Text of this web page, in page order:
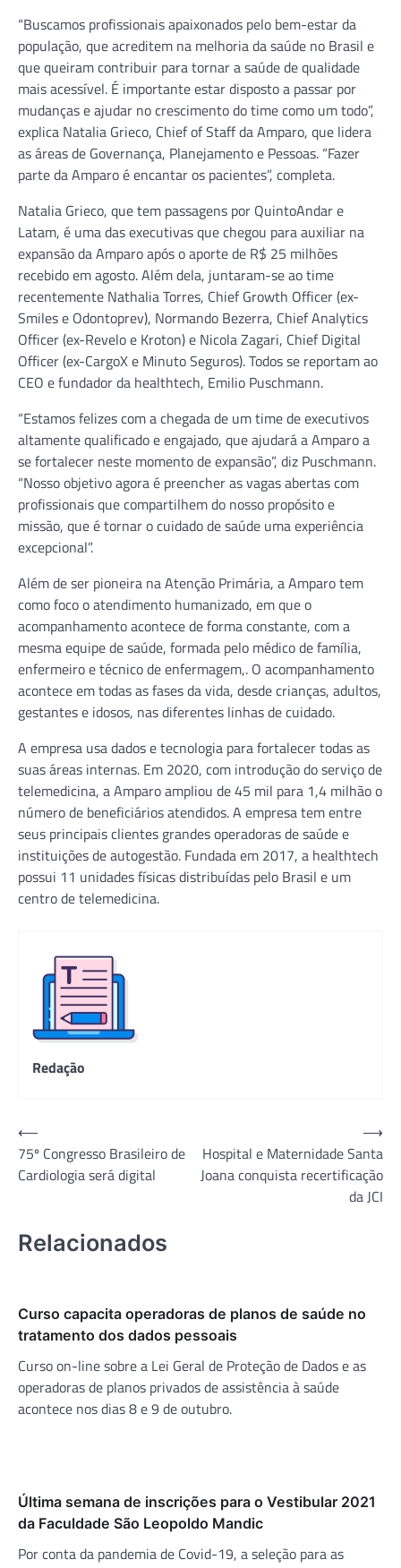
“Buscamos profissionais apaixonados pelo bem-estar da
população, que acreditem na melhoria da saúde no Brasil e
que queiram contribuir para tornar a saúde de qualidade
mais acessível. É importante estar disposto a passar por
mudanças e ajudar no crescimento do time como um todo”,
explica Natalia Grieco, Chief of Staff da Amparo, que lidera
as áreas de Governança, Planejamento e Pessoas. “Fazer
parte da Amparo é encantar os pacientes”, completa.
Natalia Grieco, que tem passagens por QuintoAndar e
Latam, é uma das executivas que chegou para auxiliar na
expansão da Amparo após o aporte de R$ 25 milhões
recebido em agosto. Além dela, juntaram-se ao time
recentemente Nathalia Torres, Chief Growth Officer (ex-
Smiles e Odontoprev), Normando Bezerra, Chief Analytics
Officer (ex-Revelo e Kroton) e Nicola Zagari, Chief Digital
Officer (ex-CargoX e Minuto Seguros). Todos se reportam ao
CEO e fundador da healthtech, Emilio Puschmann.
“Estamos felizes com a chegada de um time de executivos
altamente qualificado e engajado, que ajudará a Amparo a
se fortalecer neste momento de expansão”, diz Puschmann.
“Nosso objetivo agora é preencher as vagas abertas com
profissionais que compartilhem do nosso propósito e
missão, que é tornar o cuidado de saúde uma experiência
excepcional”.
Além de ser pioneira na Atenção Primária, a Amparo tem
como foco o atendimento humanizado, em que o
acompanhamento acontece de forma constante, com a
mesma equipe de saúde, formada pelo médico de família,
enfermeiro e técnico de enfermagem,. O acompanhamento
acontece em todas as fases da vida, desde crianças, adultos,
gestantes e idosos, nas diferentes linhas de cuidado.
A empresa usa dados e tecnologia para fortalecer todas as
suas áreas internas. Em 2020, com introdução do serviço de
telemedicina, a Amparo ampliou de 45 mil para 1,4 milhão o
número de beneficiários atendidos. A empresa tem entre
seus principais clientes grandes operadoras de saúde e
instituições de autogestão. Fundada em 2017, a healthtech
possui 11 unidades físicas distribuídas pelo Brasil e um
centro de telemedicina.
Redação
Navegação
de
Post
⟵
75º Congresso Brasileiro de
Cardiologia será digital
Hospital e Maternidade Santa
Joana conquista recertificação
da JCI
⟶
Relacionados
Curso capacita operadoras de planos de saúde no
tratamento dos dados pessoais
Curso on-line sobre a Lei Geral de Proteção de Dados e as
operadoras de planos privados de assistência à saúde
acontece nos dias 8 e 9 de outubro.
Última semana de inscrições para o Vestibular 2021
da Faculdade São Leopoldo Mandic
Por conta da pandemia de Covid-19, a seleção para as